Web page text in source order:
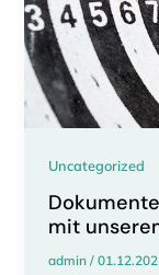
Uncategorized
mit
admin/